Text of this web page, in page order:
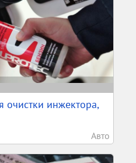
очистки инжектора,
Авто